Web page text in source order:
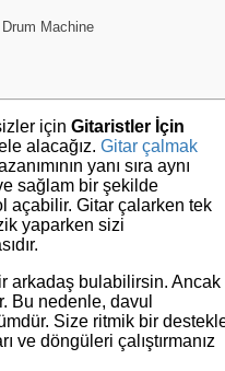
Machine
içinGitaristler İçin
alacağız.Gitar çalmak
yanı sıra aynı
sağlam bir şekilde
açabilir. Gitar çalarken tek
yaparken sizi
arkadaş bulabilirsin. Ancak
Bu nedenle, davul
Size ritmik bir
ve döngüleri çalıştırmanız